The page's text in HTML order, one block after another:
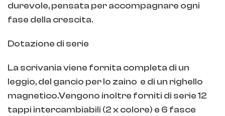
durevole, pensata per accompagnare ogni
fase della crescita.
Dotazione di serie
La scrivania viene fornita completa di un
leggio, del gancio per lo zaino e di un righello
magnetico.Vengono inoltre forniti di serie 12
tappi intercambiabili (2 x colore) e 6 fasce